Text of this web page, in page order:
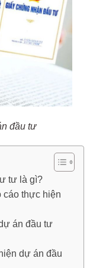
đầu tư
tư là gì?
cáo thực hiện
án đầu tư
dự án đầu